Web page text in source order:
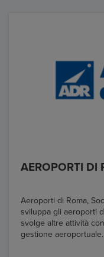
AEROPORTI DI
Aeroporti di Roma,
sviluppa gli aeroporti
svolge altre attività
gestione aeroportuale.